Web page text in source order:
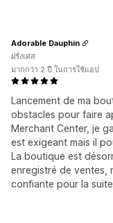
Lancement de ma
obstacles pour faire
Merchant Center, je
est exigeant mais il
La boutique est
enregistré de ventes,
confiante pour la
Adorable Dauphin
ฝรั่งเศส
มากกว่า 2 ปี ในการใช้แอป